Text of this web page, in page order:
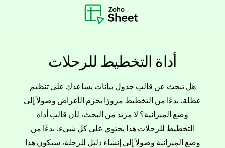
أداة التخطيط للرحلات
هل تبحث عن قالب جدول بيانات يساعدك على تنظيم
عطلة، بدءًا من التخطيط مرورًا بحزم الأغراض وصولاً إلى
وضع الميزانية؟ لا مزيد من البحث، لأن قالب أداة
التخطيط للرحلات هذا يحتوي على كل شيء. بدءًا من
وضع الميزانية وصولاً إلى إنشاء دليل للرحلة، سيكون هذا